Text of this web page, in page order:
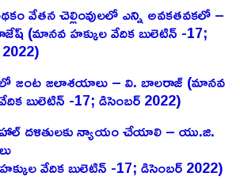
వేతన చెల్లింవులలో ఎన్ని అవకతవకలో –
(మానవ హక్కుల వేదిక బులెటిన్ -17;
జంట జలాశయాలు – వి. బాలరాజ్‌ (మానవ
బులెటిన్ -17; డిసెంబర్ 2022)
దళితులకు న్యాయం చేయాలి – యు.జి.
వేదిక బులెటిన్ -17; డిసెంబర్ 2022)